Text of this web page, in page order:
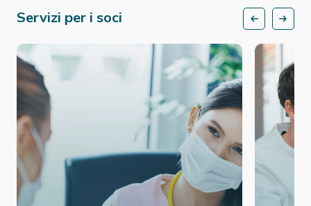
Servizi per i soci